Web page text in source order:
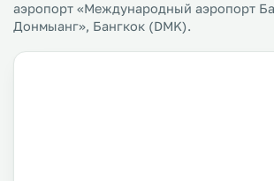
аэропорт «Международный аэропорт
Донмыанг», Бангкок (DMK).